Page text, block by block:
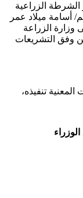
الشرطة الزراعية
(73) خريجا أولهم/ أسامة ميلاد عمر
وزارة الزراعة
وفق التشريعات
تنفيذه،